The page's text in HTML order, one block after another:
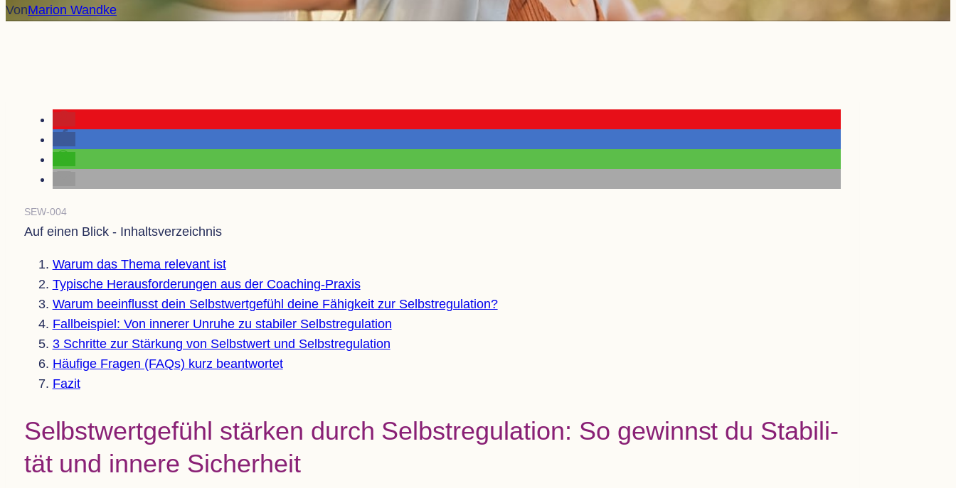
VonMarion Wandke
SEW-004
Auf einen Blick - Inhaltsverzeichnis
Warum das Thema rele­vant ist
Typi­sche Her­aus­for­de­run­gen aus der Coaching-Praxis
Warum beein­flusst dein Selbst­wert­ge­fühl deine Fähig­keit zur Selbstregulation?
Fall­bei­spiel: Von inne­rer Unruhe zu sta­bi­ler Selbstregulation
3 Schritte zur Stär­kung von Selbst­wert und Selbstregulation
Häu­fige Fra­gen (FAQs) kurz beantwortet
Fazit
Selbst­wert­ge­fühl stär­ken durch Selbst­re­gu­la­tion: So gewinnst du Sta­bi­li­
tät und innere Sicherheit